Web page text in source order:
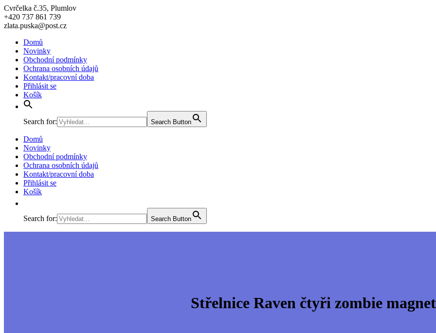
Cvrčelka č.35, Plumlov
+420 737 861 739
zlata.puska@post.cz
Domů
Novinky
Obchodní podmínky
Ochrana osobních údajů
Kontakt/pracovní doba
Přihlásit se
Košík
Search for: Search Button
Domů
Novinky
Obchodní podmínky
Ochrana osobních údajů
Kontakt/pracovní doba
Přihlásit se
Košík
Search for: Search Button
Střelnice Raven čtyři zombie